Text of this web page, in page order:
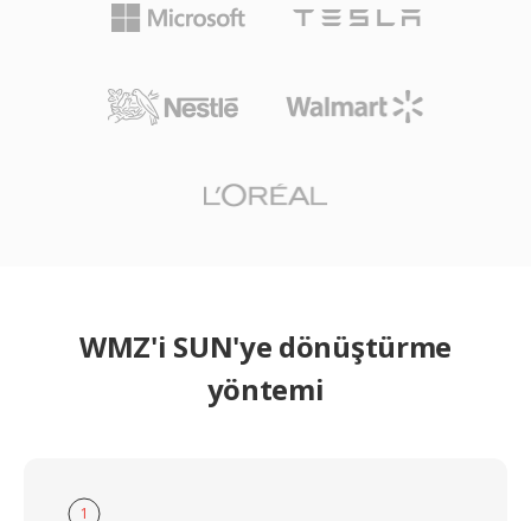
WMZ'i SUN'ye dönüştürme
yöntemi
1